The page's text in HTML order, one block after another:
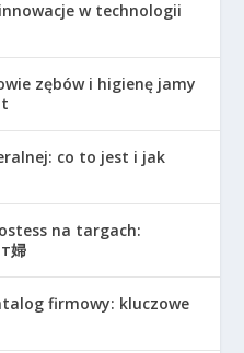
w technologii
zębów i higienę jamy
co to jest i jak
na targach:
婦
firmowy: kluczowe